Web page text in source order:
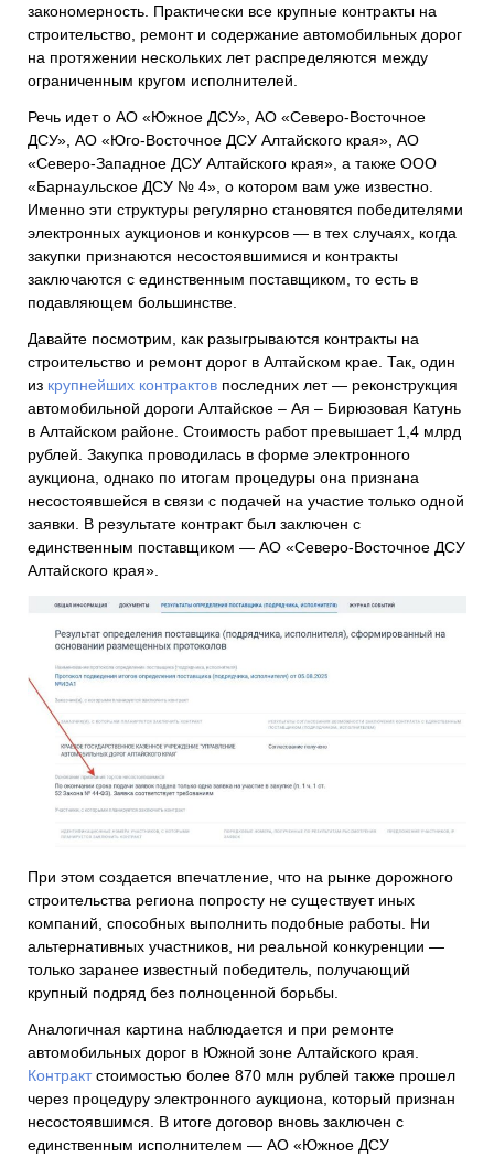
закономерность. Практически все крупные контракты на
строительство, ремонт и содержание автомобильных дорог
на протяжении нескольких лет распределяются между
ограниченным кругом исполнителей.
Речь идет о АО «Южное ДСУ», АО «Северо-Восточное
ДСУ», АО «Юго-Восточное ДСУ Алтайского края», АО
«Северо-Западное ДСУ Алтайского края», а также ООО
«Барнаульское ДСУ № 4», о котором вам уже известно.
Именно эти структуры регулярно становятся победителями
электронных аукционов и конкурсов — в тех случаях, когда
закупки признаются несостоявшимися и контракты
заключаются с единственным поставщиком, то есть в
подавляющем большинстве.
Давайте посмотрим, как разыгрываются контракты на
строительство и ремонт дорог в Алтайском крае. Так, один
из крупнейших контрактов последних лет — реконструкция
автомобильной дороги Алтайское – Ая – Бирюзовая Катунь
в Алтайском районе. Стоимость работ превышает 1,4 млрд
рублей. Закупка проводилась в форме электронного
аукциона, однако по итогам процедуры она признана
несостоявшейся в связи с подачей на участие только одной
заявки. В результате контракт был заключен с
единственным поставщиком — АО «Северо-Восточное ДСУ
Алтайского края».
При этом создается впечатление, что на рынке дорожного
строительства региона попросту не существует иных
компаний, способных выполнить подобные работы. Ни
альтернативных участников, ни реальной конкуренции —
только заранее известный победитель, получающий
крупный подряд без полноценной борьбы.
Аналогичная картина наблюдается и при ремонте
автомобильных дорог в Южной зоне Алтайского края.
Контрактстоимостью более 870 млн рублей также прошел
через процедуру электронного аукциона, который признан
несостоявшимся. В итоге договор вновь заключен с
единственным исполнителем — АО «Южное ДСУ